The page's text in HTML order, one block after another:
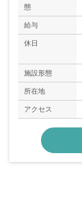
態
給与
休日
施設形態
所在地
アクセス